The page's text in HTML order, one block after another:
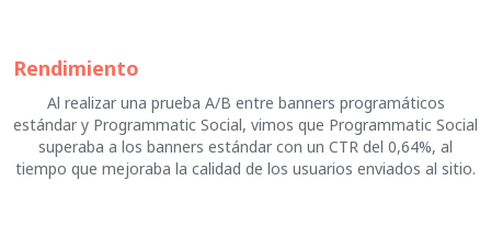
Rendimiento
Al realizar una prueba A/B entre banners programáticos
estándar y Programmatic Social, vimos que Programmatic Social
superaba a los banners estándar con un CTR del 0,64%, al
tiempo que mejoraba la calidad de los usuarios enviados al sitio.